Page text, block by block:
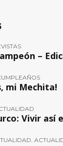
–
mi Mechita!
Vivir así
,